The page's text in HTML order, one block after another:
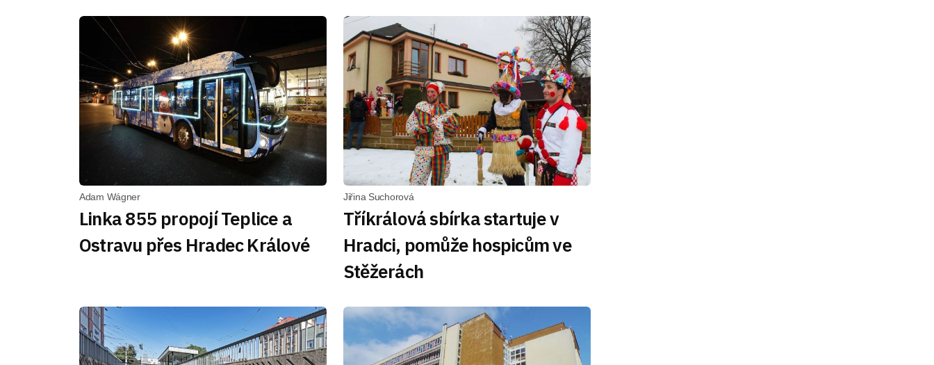
Adam Wágner
Linka 855 propojí Teplice a
Ostravu přes Hradec Králové
Jiřina Suchorová
Tříkrálová sbírka startuje v
Hradci, pomůže hospicům ve
Stěžerách